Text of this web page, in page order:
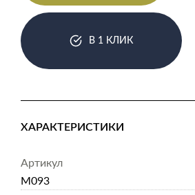
В 1 КЛИК
ХАРАКТЕРИСТИКИ
Артикул
M093